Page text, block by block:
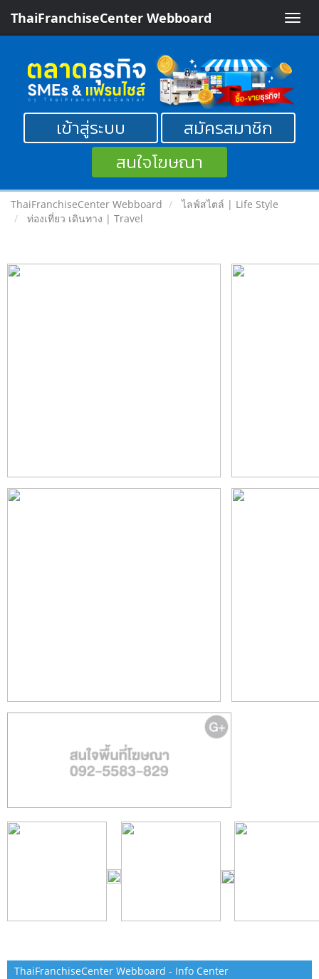
Toggle
ThaiFranchiseCenter Webboard
เข้าสู่ระบบ
สมัครสมาชิก
สนใจโฆษณา
ThaiFranchiseCenter Webboard
ไลฟ์สไตล์ | Life Style
ท่องเที่ยว เดินทาง | Travel
ThaiFranchiseCenter Webboard - Info Center